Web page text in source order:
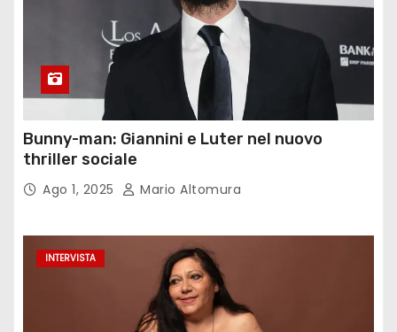
Bunny-man: Giannini e Luter nel nuovo
thriller sociale
Ago 1, 2025 Mario Altomura
INTERVISTA